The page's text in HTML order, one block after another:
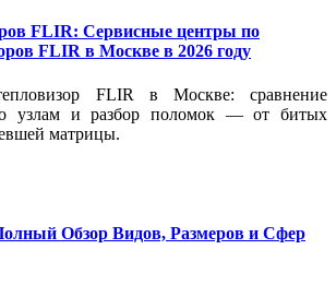
FLIR: Сервисные центры по
FLIR в Москве в 2026 году
FLIR в Москве: сравнение
узлам и разбор поломок — от битых
матрицы.
Обзор Видов, Размеров и Сфер